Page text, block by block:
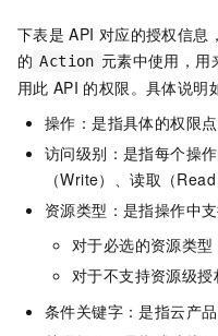
下表是 API 对应的授权信息
的 Action 元素中使用，用
用此 API 的权限。具体说明
操作：是指具体的权限点
访问级别：是指每个操
（Write）、读取（
资源类型：是指操作中
对于必选的资源类型
对于不支持资源级
条件关键字：是指云产